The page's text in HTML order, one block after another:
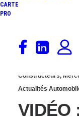
CARTE
PRO
Constructeurs,
Actualités
VIDÉO